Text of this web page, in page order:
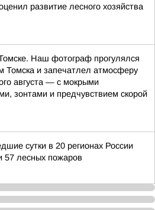
развитие лесного хозяйства
Наш фотограф прогулялся
Томска и запечатлел атмосферу
августа — с мокрыми
зонтами и предчувствием скорой
сутки в 20 регионах России
57 лесных пожаров